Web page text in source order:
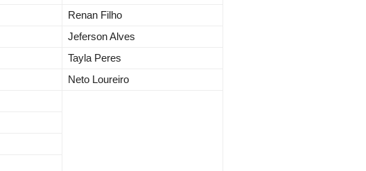
Renan Filho
Jeferson Alves
Tayla Peres
Neto Loureiro